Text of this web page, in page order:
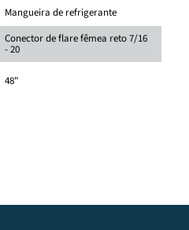
Mangueira de refrigerante
Conector de flare fêmea reto 7/16
- 20
48"